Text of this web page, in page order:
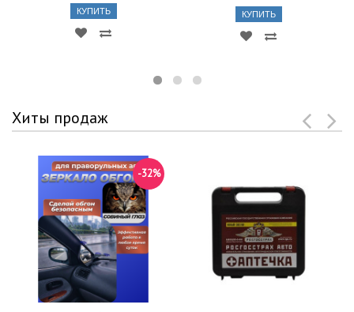
КУПИТЬ КУПИТЬ
Хиты продаж
-32%